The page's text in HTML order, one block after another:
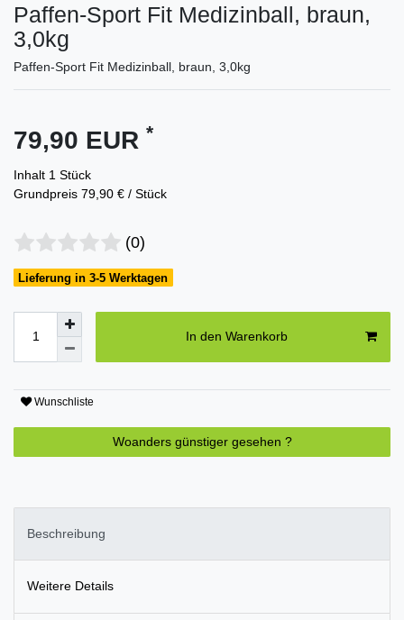
Paffen-Sport Fit Medizinball, braun,
3,0kg
Paffen-Sport Fit Medizinball, braun, 3,0kg
79,90 EUR *
Inhalt 1 Stück
Grundpreis 79,90 € / Stück
(0)
Lieferung in 3-5 Werktagen
In den Warenkorb
Wunschliste
Woanders günstiger gesehen ?
Beschreibung
Weitere Details